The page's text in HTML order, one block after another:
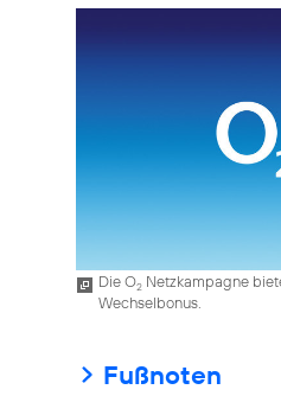
Die O2 Netzkampagne
Wechselbonus.
Fußnoten